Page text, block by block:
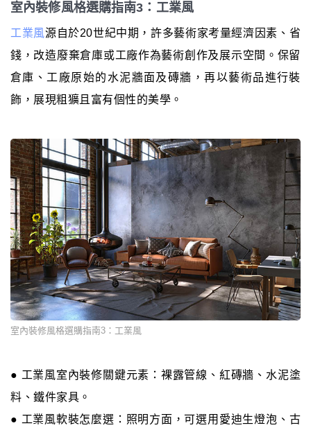
室內裝修風格選購指南3：工業風
工業風源自於20世紀中期，許多藝術家考量經濟因素、省
錢，改造廢棄倉庫或工廠作為藝術創作及展示空間。保留
倉庫、工廠原始的水泥牆面及磚牆，再以藝術品進行裝
飾，展現粗獷且富有個性的美學。
室內裝修風格選購指南3：工業風
● 工業風室內裝修關鍵元素：裸露管線、紅磚牆、水泥塗
料、鐵件家具。
● 工業風軟裝怎麼選：照明方面，可選用愛迪生燈泡、古